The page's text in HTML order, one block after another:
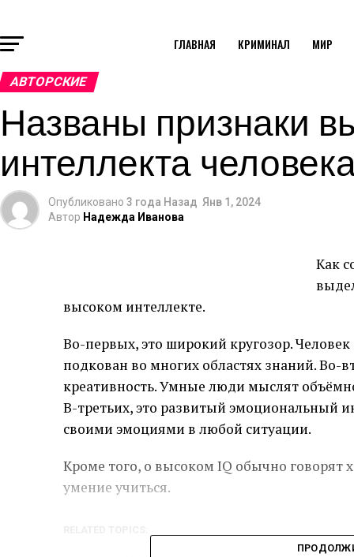
ГЛАВНАЯ КРИМИНАЛ МИР
АВТОРСКИЕ
Названы признаки
интеллекта
Опубликовано 3 года Назад Янв 1, 2024
Автор Надежда Иванова
Как
высоком интеллекте.
Во-первых, это широкий кругозор.
подкован во многих областях знаний. Во-
креативность. Умные люди мыслят
В-третьих, это развитый эмоциональный
своими эмоциями в любой ситуации.
Кроме того, о высоком IQ обычно говорят
умение учиться.